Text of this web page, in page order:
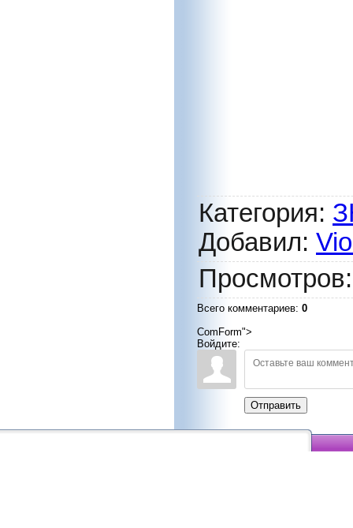
Категория:
Добавил:
Просмотров
Всего комментариев: 0
ComForm">
Войдите:
Отправить